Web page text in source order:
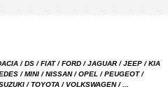
/ DS / FIAT / FORD / JAGUAR / JEEP / KIA
/ MINI / NISSAN / OPEL / PEUGEOT /
/ TOYOTA / VOLKSWAGEN / ...